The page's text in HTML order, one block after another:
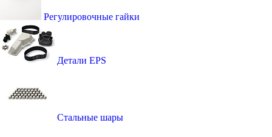
Регулировочные гайки
Детали EPS
Стальные шары